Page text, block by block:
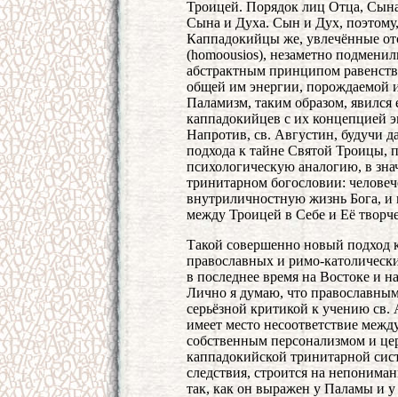
Троицей. Порядок лиц Отца,
Сына и Духа. Сын и Дух,
Каппадокийцы же, увлечённые
(homoousios), незаметно
абстрактным принципом
общей им энергии, порождаемой
Паламизм, таким образом,
каппадокийцев с их концепцией
Напротив, св. Августин, будучи
подхода к тайне Святой
психологическую аналогию, в
тринитарном богословии:
внутриличностную жизнь Бога, и
между Троицей в Себе и Её
Такой совершенно новый подход
православных и римо-
в последнее время на Востоке и
Лично я думаю, что
серьёзной критикой к учению
имеет место несоответствие
собственным персонализмом и
каппадокийской тринитарной
следствия, строится на
так, как он выражен у Паламы и у